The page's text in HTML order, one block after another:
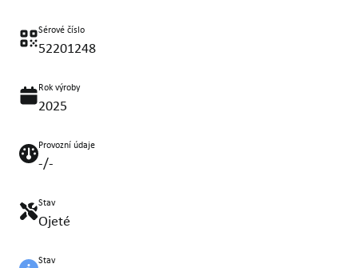
Sérové číslo
52201248
Rok výroby
2025
Provozní údaje
-/-
Stav
Ojeté
Stav